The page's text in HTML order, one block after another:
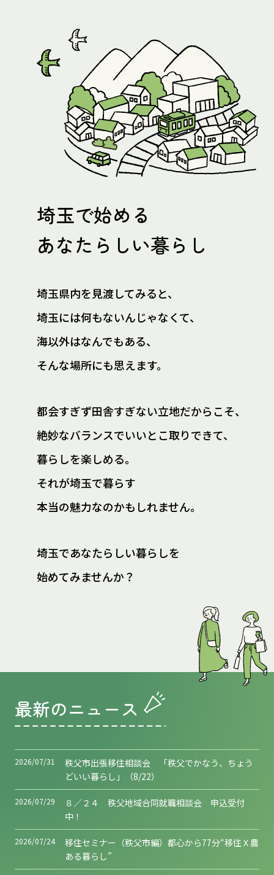
埼玉で始める
あなたらしい暮らし
埼玉県内を見渡してみると、
埼玉には何もないんじゃなくて、
海以外はなんでもある、
そんな場所にも思えます。
都会すぎず田舎すぎない立地だからこそ、
絶妙なバランスでいいとこ取りできて、
暮らしを楽しめる。
それが埼玉で暮らす
本当の魅力なのかもしれません。
埼玉であなたらしい暮らしを
始めてみませんか？
最新のニュース
2026/07/31
秩父市出張移住相談会 「秩父でかなう、ちょう
どいい暮らし」（8/22）
2026/07/29
８／２４ 秩父地域合同就職相談会 申込受付
中！
2026/07/24
移住セミナー（秩父市編）都心から77分“移住Ｘ農
ある暮らし”